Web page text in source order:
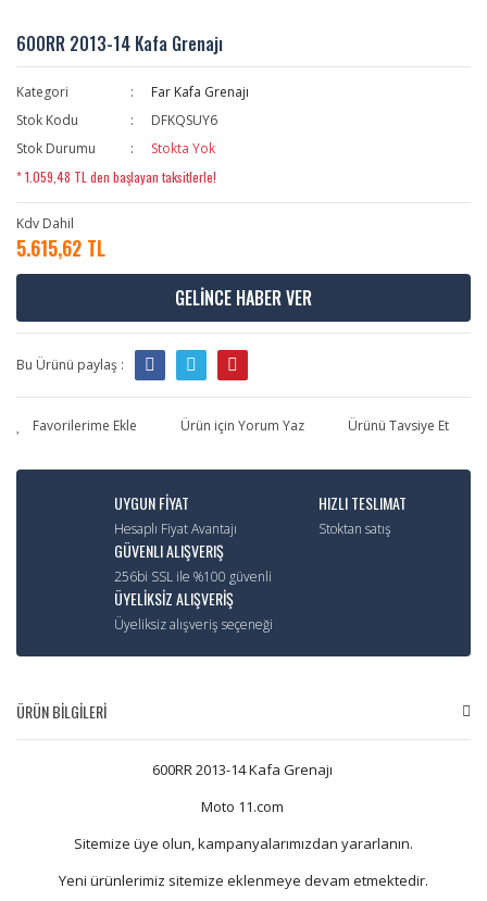
600RR 2013-14 Kafa Grenajı
Kategori
Far Kafa Grenajı
Stok Kodu
DFKQSUY6
Stok Durumu
Stokta Yok
* 1.059,48 TL den başlayan taksitlerle!
Kdv Dahil
5.615,62 TL
GELİNCE HABER VER
Bu Ürünü paylaş :
Ürün için Yorum Yaz Ürünü Tavsiye Et
UYGUN FİYAT
Hesaplı Fiyat Avantajı
HIZLI TESLIMAT
Stoktan satış
GÜVENLI ALIŞVERIŞ
256bi SSL ile %100 güvenli
ÜYELİKSİZ ALIŞVERİŞ
Üyeliksiz alışveriş seçeneği
ÜRÜN BİLGİLERİ
600RR 2013-14 Kafa Grenajı
Moto 11.com
Sitemize üye olun, kampanyalarımızdan yararlanın.
Yeni ürünlerimiz sitemize eklenmeye devam etmektedir.